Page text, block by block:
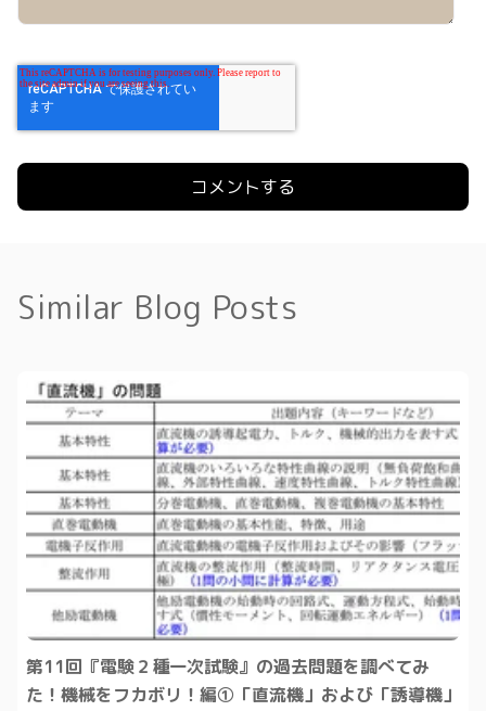
Similar Blog Posts
第11回『電験２種一次試験』の過去問題を調べてみ
た！機械をフカボリ！編①「直流機」および「誘導機」